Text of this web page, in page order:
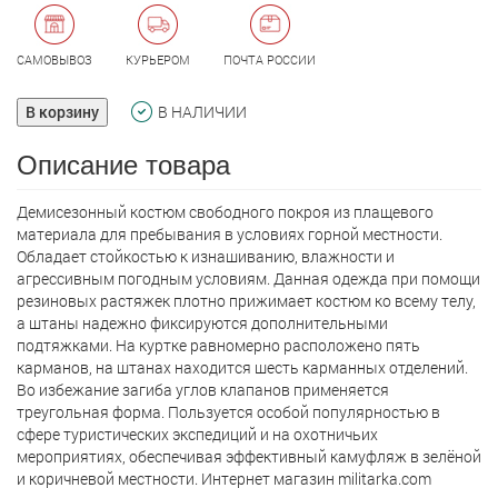
САМОВЫВОЗ КУРЬЕРОМ ПОЧТА РОССИИ
В корзину В НАЛИЧИИ
Описание товара
Демисезонный костюм свободного покроя из плащевого
материала для пребывания в условиях горной местности.
Обладает стойкостью к изнашиванию, влажности и
агрессивным погодным условиям. Данная одежда при помощи
резиновых растяжек плотно прижимает костюм ко всему телу,
а штаны надежно фиксируются дополнительными
подтяжками. На куртке равномерно расположено пять
карманов, на штанах находится шесть карманных отделений.
Во избежание загиба углов клапанов применяется
треугольная форма. Пользуется особой популярностью в
сфере туристических экспедиций и на охотничьих
мероприятиях, обеспечивая эффективный камуфляж в зелёной
и коричневой местности. Интернет магазин militarka.com